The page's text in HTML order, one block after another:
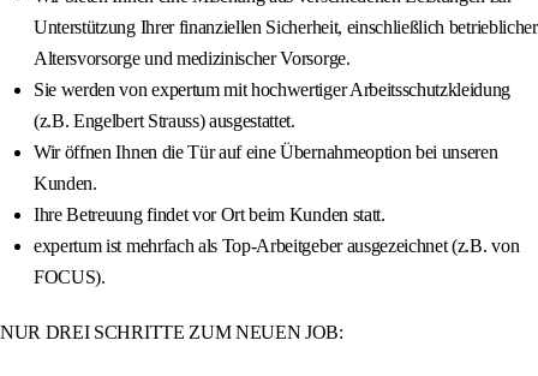
Unterstützung Ihrer finanziellen Sicherheit, einschließlich betrieblicher
Altersvorsorge und medizinischer Vorsorge.
Sie werden von expertum mit hochwertiger Arbeitsschutzkleidung
(z.B. Engelbert Strauss) ausgestattet.
Wir öffnen Ihnen die Tür auf eine Übernahmeoption bei unseren
Kunden.
Ihre Betreuung findet vor Ort beim Kunden statt.
expertum ist mehrfach als Top-Arbeitgeber ausgezeichnet (z.B. von
FOCUS).
NUR DREI SCHRITTE ZUM NEUEN JOB: